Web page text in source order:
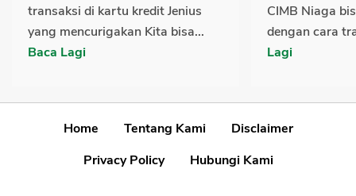
transaksi di kartu kredit Jenius
yang mencurigakan Kita bisa...
Baca Lagi
CIMB Niaga
dengan cara
Lagi
Home Tentang Kami
Disclaimer
Privacy Policy
Hubungi Kami